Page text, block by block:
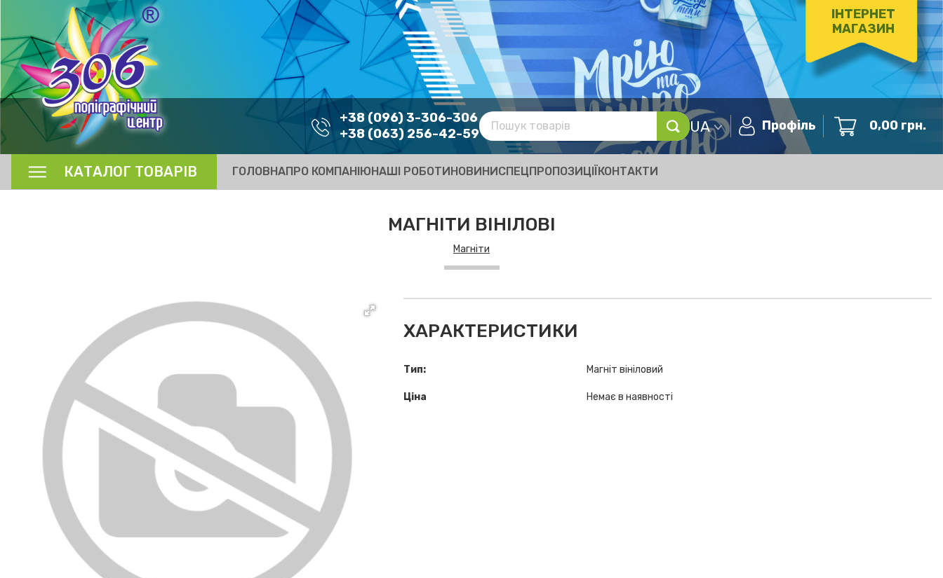
ІНТЕРНЕТ
МАГАЗИН
+38 (096) 3-306-306
+38 (063) 256-42-59
UA Профіль 0,00 грн.
КАТАЛОГ ТОВАРІВ ГОЛОВНАПРО КОМПАНІЮНАШІ РОБОТИНОВИНИСПЕЦПРОПОЗИЦІЇКОНТАКТИ
МАГНІТИ ВІНІЛОВІ
Магніти
ХАРАКТЕРИСТИКИ
Тип: Магніт вініловий
Ціна Немає в наявності